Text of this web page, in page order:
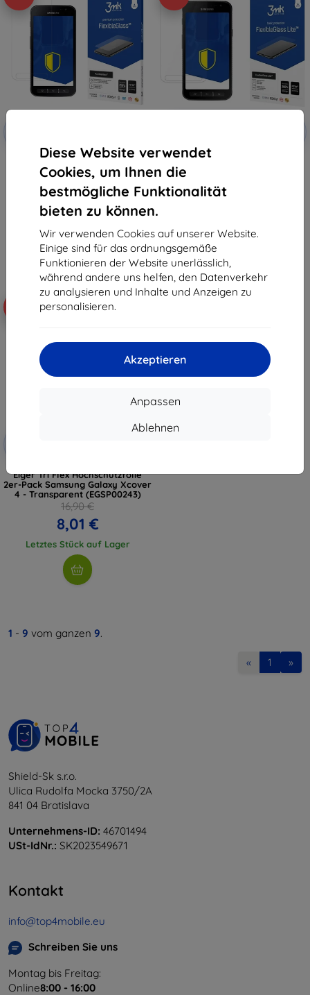
Diese Website verwendet
Cookies, um Ihnen die
bestmögliche Funktionalität
bieten zu können.
Wir verwenden Cookies auf unserer Website.
Einige sind für das ordnungsgemäße
Funktionieren der Website unerlässlich,
während andere uns helfen, den Datenverkehr
zu analysieren und Inhalte und Anzeigen zu
personalisieren.
Akzeptieren
Anpassen
Ablehnen
3MK FlexibleGlass Samsung
G390F Xcover 4 Hybridglas
10,90 €
9,81 €
3MK Samsung Galaxy Xcover 4 -
3mk FlexibleGlass Lite
9,90 €
8,91 €
Eiger Tri Flex Hochschutzfolie
2er-Pack Samsung Galaxy Xcover
4 - Transparent (EGSP00243)
16,90 €
8,01 €
Letztes Stück auf Lager
1 - 9 vom ganzen 9.
« 1 »
Shield-Sk s.r.o.
Ulica Rudolfa Mocka 3750/2A
841 04 Bratislava
Unternehmens-ID: 46701494
USt-IdNr.: SK2023549671
Kontakt
info@top4mobile.eu
Schreiben Sie uns
Montag bis Freitag:
Online8:00 - 16:00